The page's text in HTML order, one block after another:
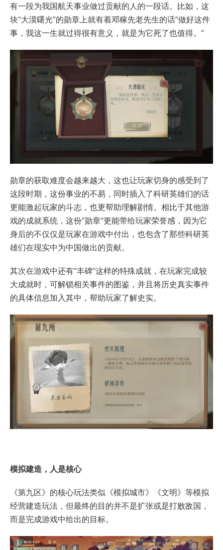
有一段为我国航天事业做过贡献的人的一段话。比如，这
块“大漠曙光”的勋章上就有着邓稼先老先生的话“做好这件
事，我这一生就过得很有意义，就是为它死了也值得。”
勋章的获取难度会越来越大，这也让玩家切身的感受到了
这段时期，这份事业的不易，同时插入了科研英雄们的话
更能激起玩家的斗志，也更帮助理解剧情。相比于其他游
戏的成就系统，这份“勋章”更能带给玩家荣誉感，因为它
身后的不仅仅是玩家在游戏中付出，也包含了那些科研英
雄们在现实中为中国做出的贡献。
其次在游戏中还有“丰碑”这样的特殊成就，在玩家完成较
大成就时，可解锁相关事件的图鉴，并且将历史真实事件
的具体信息加入其中，帮助玩家了解史实。
模拟建造，人是核心
《第九区》的核心玩法类似《模拟城市》《文明》等模拟
经营建造玩法，但最终的目的并不是扩张或是打败敌国，
而是完成游戏中给出的目标。